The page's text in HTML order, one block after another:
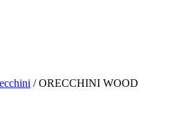
/ ORECCHINI WOOD